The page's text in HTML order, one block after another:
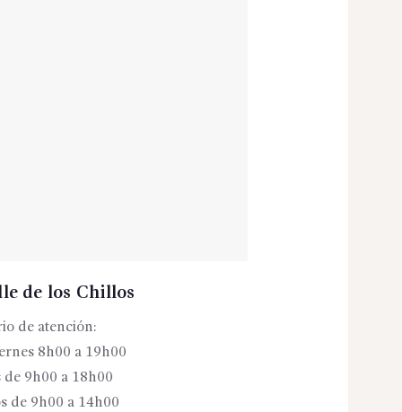
de los Chillos
de atención:
8h00 a 19h00
de 9h00 a 18h00
de 9h00 a 14h00